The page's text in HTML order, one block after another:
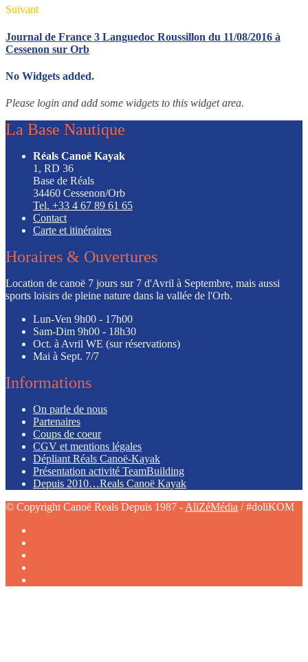
Suivant
Journal de France 3 Languedoc Roussillon du 11/08/2016 à
Cessenon sur Orb
No Widgets added.
Please login and add some widgets to this widget area.
La Base Nautique
Réals Canoë Kayak
1, RD 36
Base de Réals
34460 Cessenon/Orb
Tel. +33 4 67 89 61 65
Contact
Carte et itinéraires
Horaires & Ouvertures
Location de canoë 7 jours sur 7 d'Avril à Septembre, mais aussi
sports loisirs de pleine nature dans la vallée de l'Orb.
Lun-Ven 9h00 - 17h00
Sam-Dim 9h00 - 18h30
Oct. à Avril WE (sur réservations)
Mai à Sept. 7/7
Informations
On parle de nous
Partenaires
Coups de coeur
CGV et mentions légales
Dépliant Réals Canoë-Kayak
Présentation activité TeamBuilding
Depuis 2010…Reals Canoë Kayak
© Copyright Canoë Reals Depuis 1987 - AliZéMédia / #doliKOM